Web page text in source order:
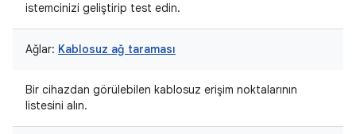
istemcinizi geliştirip test edin.
Ağlar: Kablosuz ağ taraması
Bir cihazdan görülebilen kablosuz erişim noktalarının
listesini alın.